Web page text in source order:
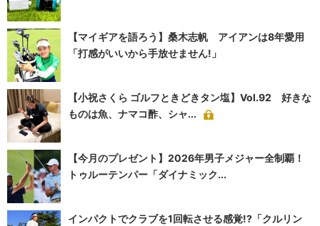
【マイギアを語ろう】桑木志帆 アイアンは8年愛用
「打感がいいから手放せません!」
【小祝さくら ゴルフときどきタン塩】Vol.92 好きな
ものは魚、ナマコ酢、シャ...
【今月のプレゼント】2026年男子メジャー全制覇！
トゥルーテンパー「ダイナミック...
インパクトでクラブを1回転させる感覚!?「クルリン